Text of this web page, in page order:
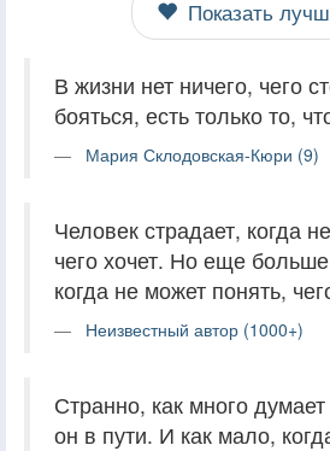
Показать
В жизни нет ничего, чего
бояться, есть только то,
Мария Склодовская-Кюри (9)
Человек страдает, когда
чего хочет. Но еще
когда не может понять,
Неизвестный автор (1000+)
Странно, как много думает
он в пути. И как мало,